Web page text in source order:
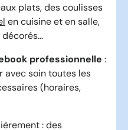
plats, des coulisses
en cuisine et en salle,
décorés…
professionnelle :
avec soin toutes les
(horaires,
: des